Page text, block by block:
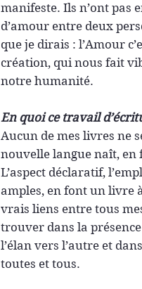
manifeste. Ils n’ont pas
d’amour entre deux
que je dirais : l’Amour
création, qui nous fait
notre humanité.
En quoi ce travail
Aucun de mes livres ne
nouvelle langue naît, en
L’aspect déclaratif,
amples, en font un livre
vrais liens entre tous
trouver dans la
l’élan vers l’autre et
toutes et tous.